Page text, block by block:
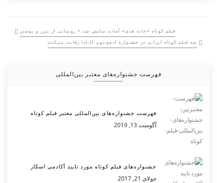
فیلم کوتاه «خانه هدی» آماده نمایش شد + رونمایی از تیزر و پوستر
سه فیلم کوتاه ایرانی در جشنواره ادمونتون کانادا رقابت می‌کنند
فهرست جشنواره‌های معتبر بین‌المللی
فهرست جشنواره‌های بین‌المللی معتبر فیلم کوتاه
آگوست 13, 2019
جشنواره‌های فیلم کوتاه مورد تایید آکادمی اسکار
جولای 21, 2017